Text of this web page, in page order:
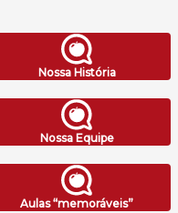
Nossa História
Nossa Equipe
Aulas “memoráveis”